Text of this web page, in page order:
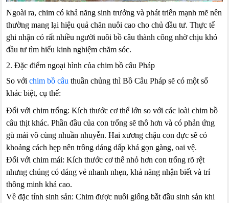
Ngoài ra, chim có khả năng sinh trưởng và phát triển mạnh mẽ nên
thường mang lại hiệu quả chăn nuôi cao cho chủ đầu tư. Thực tế
ghi nhận có rất nhiều người nuôi bồ câu thành công nhờ chịu khó
đầu tư tìm hiểu kinh nghiệm chăm sóc.
2. Đặc điểm ngoại hình của chim bồ câu Pháp
So vớichim bồ câu thuần chủng thì Bồ Câu Pháp sẽ có một số
khác biệt, cụ thể:
Đối với chim trống: Kích thước cơ thể lớn so với các loài chim bồ
câu thịt khác. Phần đầu của con trống sẽ thô hơn và có phản ứng
gù mái vô cùng nhuần nhuyễn. Hai xương chậu con đực sẽ có
khoảng cách hẹp nên trông dáng dấp khá gọn gàng, oai vệ.
Đối với chim mái: Kích thước cơ thể nhỏ hơn con trống rõ rệt
nhưng chúng có dáng vẻ nhanh nhẹn, khả năng nhận biết và trí
thông minh khá cao.
Về đặc tính sinh sản: Chim được nuôi giống bắt đầu sinh sản khi